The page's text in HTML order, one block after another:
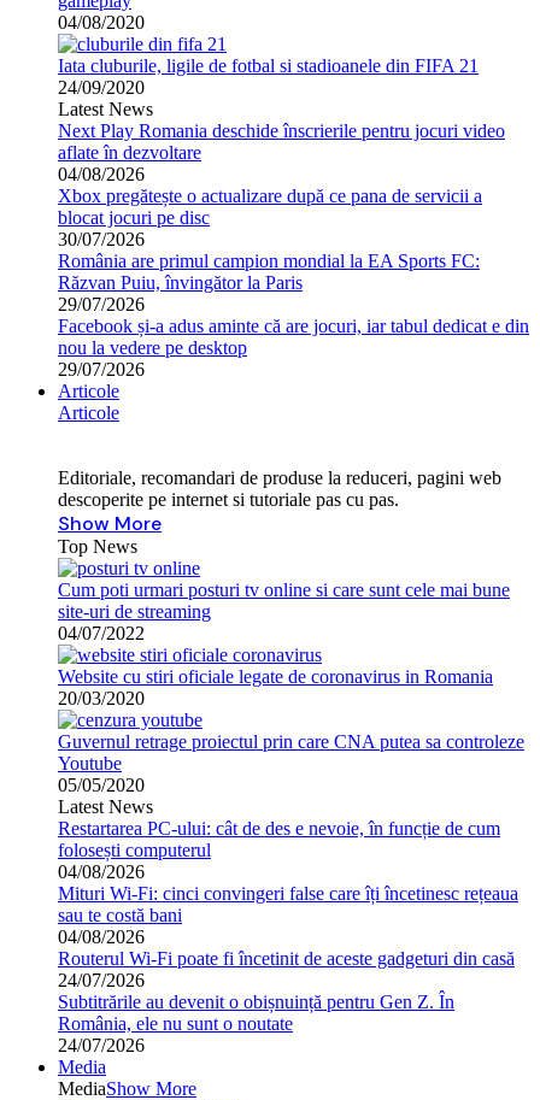
04/08/2020
Iata cluburile, ligile de fotbal si stadioanele din FIFA 21
24/09/2020
Latest News
Next Play Romania deschide înscrierile pentru jocuri video
aflate în dezvoltare
04/08/2026
Xbox pregătește o actualizare după ce pana de servicii a
blocat jocuri pe disc
30/07/2026
România are primul campion mondial la EA Sports FC:
Răzvan Puiu, învingător la Paris
29/07/2026
Facebook și-a adus aminte că are jocuri, iar tabul dedicat e din
nou la vedere pe desktop
29/07/2026
Articole
Articole
Editoriale, recomandari de produse la reduceri, pagini web
descoperite pe internet si tutoriale pas cu pas.
Show More
Top News
Cum poti urmari posturi tv online si care sunt cele mai bune
site-uri de streaming
04/07/2022
Website cu stiri oficiale legate de coronavirus in Romania
20/03/2020
Guvernul retrage proiectul prin care CNA putea sa controleze
Youtube
05/05/2020
Latest News
Restartarea PC-ului: cât de des e nevoie, în funcție de cum
folosești computerul
04/08/2026
Mituri Wi-Fi: cinci convingeri false care îți încetinesc rețeaua
sau te costă bani
04/08/2026
Routerul Wi-Fi poate fi încetinit de aceste gadgeturi din casă
24/07/2026
Subtitrările au devenit o obișnuință pentru Gen Z. În
România, ele nu sunt o noutate
24/07/2026
Media
MediaShow More